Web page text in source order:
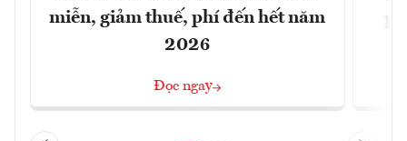
miễn, giảm thuế, phí đến hết năm
2026
Đọc ngay